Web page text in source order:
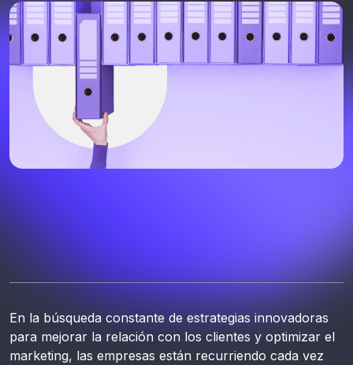
En la búsqueda constante de estrategias innovadoras
para mejorar la relación con los clientes y optimizar el
marketing, las empresas están recurriendo cada vez